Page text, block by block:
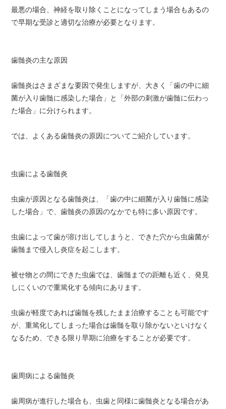
最悪の場合、神経を取り除くことになってしまう場合もあるの
で早期な受診と適切な治療が必要となります。
歯髄炎の主な原因
歯髄炎はさまざまな要因で発生しますが、大きく「歯の中に細
菌が入り歯髄に感染した場合」と「外部の刺激が歯髄に伝わっ
た場合」に分けられます。
では、よくある歯髄炎の原因についてご紹介しています。
虫歯による歯髄炎
虫歯が原因となる歯髄炎は、「歯の中に細菌が入り歯髄に感染
した場合」で、歯髄炎の原因のなかでも特に多い原因です。
虫歯によって歯が溶け出してしまうと、できた穴から虫歯菌が
歯髄まで侵入し炎症を起こします。
被せ物との間にできた虫歯では、歯髄までの距離も近く、発見
しにくいので重篤化する傾向にあります。
虫歯が軽度であれば歯髄を残したまま治療することも可能です
が、重篤化してしまった場合は歯髄を取り除かないといけなく
なるため、できる限り早期に治療をすることが必要です。
歯周病による歯髄炎
歯周病が進行した場合も、虫歯と同様に歯髄炎となる場合があ